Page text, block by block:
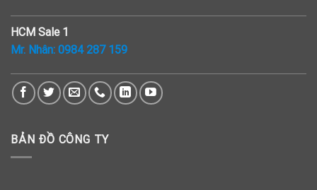
HCM Sale 1
Mr. Nhân: 0984 287 159
BẢN ĐỒ CÔNG TY